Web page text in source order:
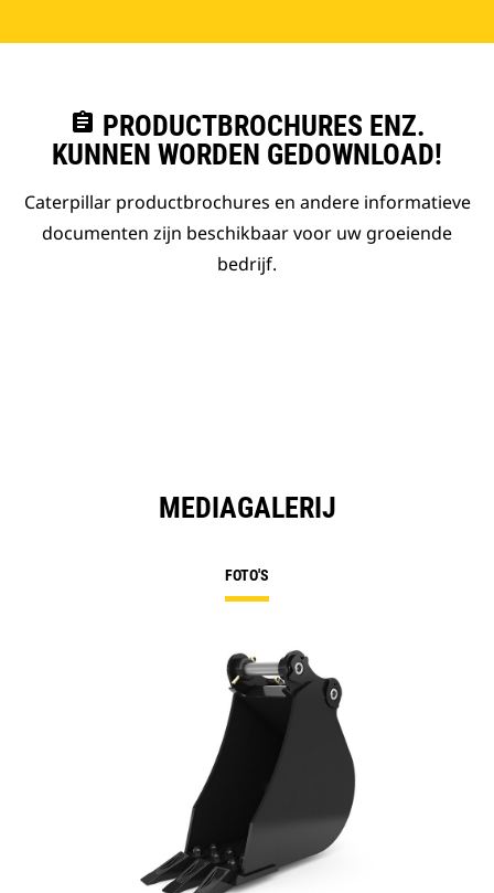
assignment PRODUCTBROCHURES ENZ.
KUNNEN WORDEN GEDOWNLOAD!
Caterpillar productbrochures en andere informatieve
documenten zijn beschikbaar voor uw groeiende
bedrijf.
MEDIAGALERIJ
FOTO'S